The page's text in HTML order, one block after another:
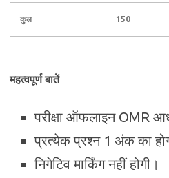
कुल 150
महत्वपूर्ण बातें
परीक्षा ऑफलाइन OMR
प्रत्येक प्रश्न 1 अंक का
निगेटिव मार्किंग नहीं होगी।